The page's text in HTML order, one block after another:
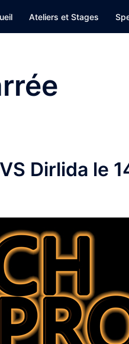
Ateliers et Stages
Dirlida le